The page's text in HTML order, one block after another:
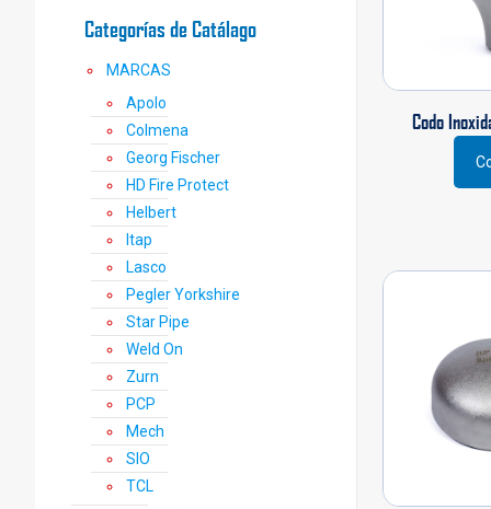
Codo
Este
elegir
en
Categorías de Catálago
MARCAS
Apolo
Colmena
Georg Fischer
HD Fire Protect
Helbert
Itap
Lasco
Pegler Yorkshire
Star Pipe
Weld On
Zurn
PCP
Mech
SIO
TCL